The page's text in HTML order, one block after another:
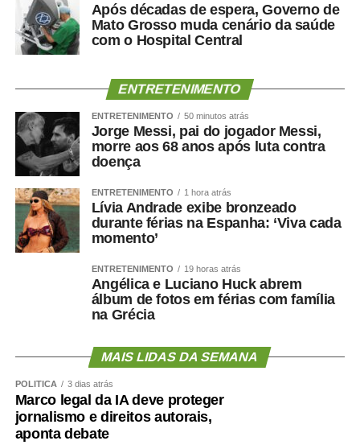
Após décadas de espera, Governo de
Mato Grosso muda cenário da saúde
com o Hospital Central
ENTRETENIMENTO
ENTRETENIMENTO 50 minutos atrás
Jorge Messi, pai do jogador Messi,
morre aos 68 anos após luta contra
doença
ENTRETENIMENTO 1 hora atrás
Lívia Andrade exibe bronzeado
durante férias na Espanha: ‘Viva cada
momento’
ENTRETENIMENTO 19 horas atrás
Angélica e Luciano Huck abrem
álbum de fotos em férias com família
na Grécia
MAIS LIDAS DA SEMANA
POLÍTICA 3 dias atrás
Marco legal da IA deve proteger
jornalismo e direitos autorais,
aponta debate